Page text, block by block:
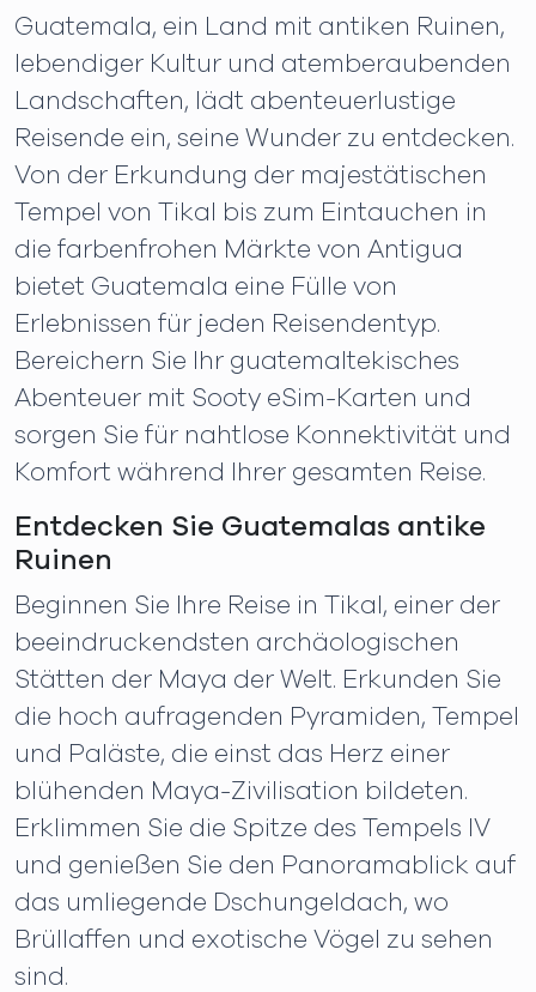
Guatemala, ein Land mit antiken Ruinen,
lebendiger Kultur und atemberaubenden
Landschaften, lädt abenteuerlustige
Reisende ein, seine Wunder zu entdecken.
Von der Erkundung der majestätischen
Tempel von Tikal bis zum Eintauchen in
die farbenfrohen Märkte von Antigua
bietet Guatemala eine Fülle von
Erlebnissen für jeden Reisendentyp.
Bereichern Sie Ihr guatemaltekisches
Abenteuer mit Sooty eSim-Karten und
sorgen Sie für nahtlose Konnektivität und
Komfort während Ihrer gesamten Reise.
Entdecken Sie Guatemalas antike
Ruinen
Beginnen Sie Ihre Reise in Tikal, einer der
beeindruckendsten archäologischen
Stätten der Maya der Welt. Erkunden Sie
die hoch aufragenden Pyramiden, Tempel
und Paläste, die einst das Herz einer
blühenden Maya-Zivilisation bildeten.
Erklimmen Sie die Spitze des Tempels IV
und genießen Sie den Panoramablick auf
das umliegende Dschungeldach, wo
Brüllaffen und exotische Vögel zu sehen
sind.